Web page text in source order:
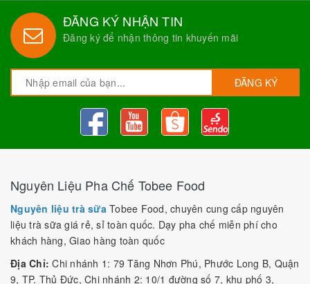
ĐĂNG KÝ NHẬN TIN
Đăng ký để nhận thông tin khuyến mãi
ĐĂNG KÝ
Nguyên Liệu Pha Chế Tobee Food
Nguyên liệu trà sữaTobee Food, chuyên cung cấp nguyên
liệu trà sữa giá rẻ, sỉ toàn quốc. Dạy pha chế miễn phí cho
khách hàng, Giao hàng toàn quốc
Địa Chỉ: Chi nhánh 1: 79 Tăng Nhơn Phú, Phước Long B, Quận
9, TP. Thủ Đức, Chi nhánh 2: 10/1 đường số 7, khu phố 3,